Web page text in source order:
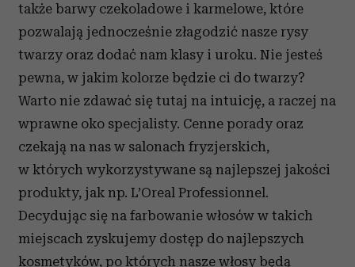
także barwy czekoladowe i karmelowe, które
pozwalają jednocześnie złagodzić nasze rysy
twarzy oraz dodać nam klasy i uroku. Nie jesteś
pewna, w jakim kolorze będzie ci do twarzy?
Warto nie zdawać się tutaj na intuicję, a raczej na
wprawne oko specjalisty. Cenne porady oraz
czekają na nas w salonach fryzjerskich,
w których wykorzystywane są najlepszej jakości
produkty, jak np. L’Oreal Professionnel.
Decydując się na farbowanie włosów w takich
miejscach zyskujemy dostęp do najlepszych
kosmetyków, po których nasze włosy będą